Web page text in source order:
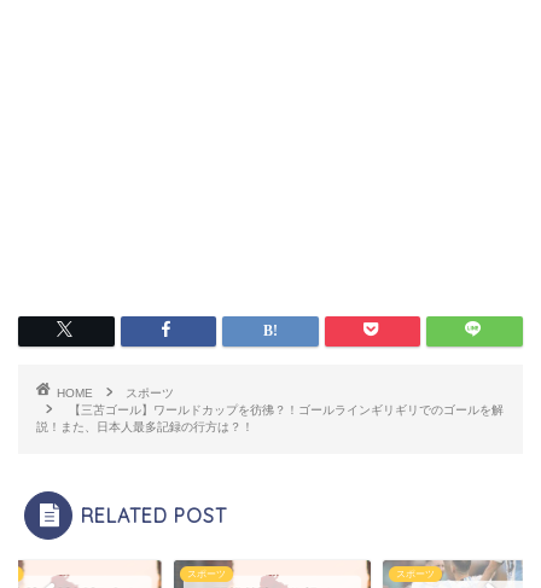
HOME
スポーツ
【三苫ゴール】ワールドカップを彷彿？！ゴールラインギリギリでのゴールを解
説！また、日本人最多記録の行方は？！
RELATED POST
スポーツ スポーツ